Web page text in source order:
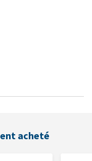
acheté